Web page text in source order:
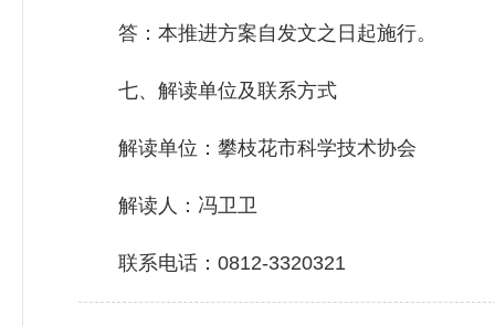
答：本推进方案自发文之日起施行。
七、解读单位及联系方式
解读单位：攀枝花市科学技术协会
解读人：冯卫卫
联系电话：0812-3320321